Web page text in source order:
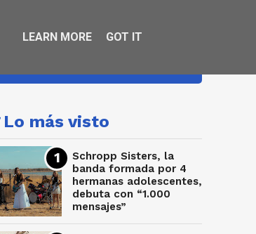
Lo más visto
Schropp Sisters, la
banda formada por 4
hermanas adolescentes,
debuta con “1.000
mensajes”
LEARN MORE GOT IT